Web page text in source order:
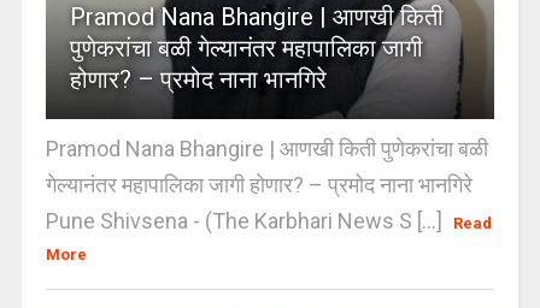
Pramod Nana Bhangire | आणखी किती
पुणेकरांचा बळी गेल्यानंतर महापालिका जागी
होणार? – प्रमोद नाना भानगिरे
Pramod Nana Bhangire | आणखी किती पुणेकरांचा बळी
गेल्यानंतर महापालिका जागी होणार? – प्रमोद नाना भानगिरे
Pune Shivsena - (The Karbhari News S [...]
Read
More